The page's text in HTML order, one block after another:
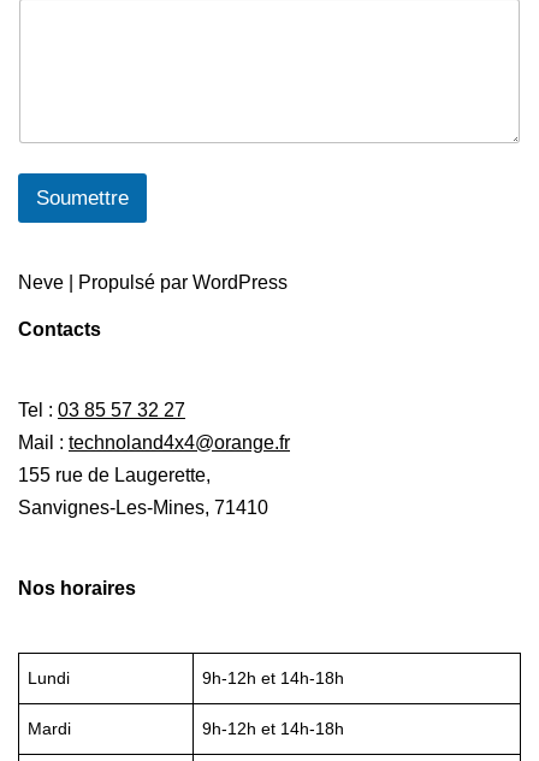
Soumettre
Neve | Propulsé par WordPress
Contacts
Tel : 03 85 57 32 27
Mail : technoland4x4@orange.fr
155 rue de Laugerette,
Sanvignes-Les-Mines, 71410
Nos horaires
Lundi 9h-12h et 14h-18h
Mardi 9h-12h et 14h-18h